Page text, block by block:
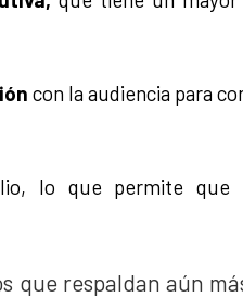
con la audiencia para
lo que permite que
que respaldan aún